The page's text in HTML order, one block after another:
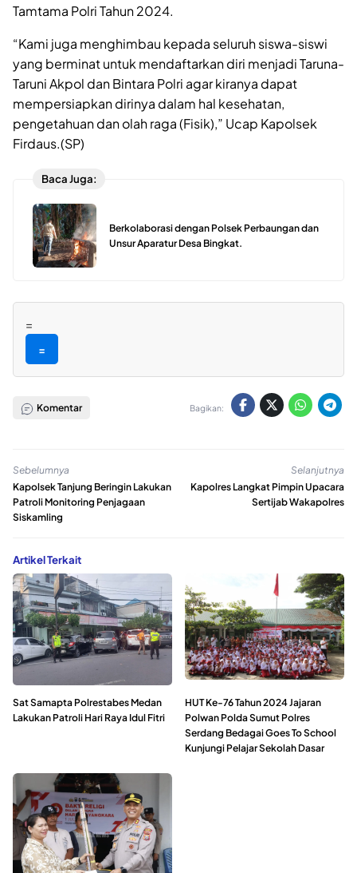
Tamtama Polri Tahun 2024.
“Kami juga menghimbau kepada seluruh siswa-siswi
yang berminat untuk mendaftarkan diri menjadi Taruna-
Taruni Akpol dan Bintara Polri agar kiranya dapat
mempersiapkan dirinya dalam hal kesehatan,
pengetahuan dan olah raga (Fisik),” Ucap Kapolsek
Firdaus.(SP)
Baca Juga:
Berkolaborasi dengan Polsek Perbaungan dan
Unsur Aparatur Desa Bingkat.
=
=
Komentar Bagikan:
Sebelumnya
Kapolsek Tanjung Beringin Lakukan
Patroli Monitoring Penjagaan
Siskamling
Selanjutnya
Kapolres Langkat Pimpin Upacara
Sertijab Wakapolres
Artikel Terkait
Sat Samapta Polrestabes Medan
Lakukan Patroli Hari Raya Idul Fitri
HUT Ke-76 Tahun 2024 Jajaran
Polwan Polda Sumut Polres
Serdang Bedagai Goes To School
Kunjungi Pelajar Sekolah Dasar